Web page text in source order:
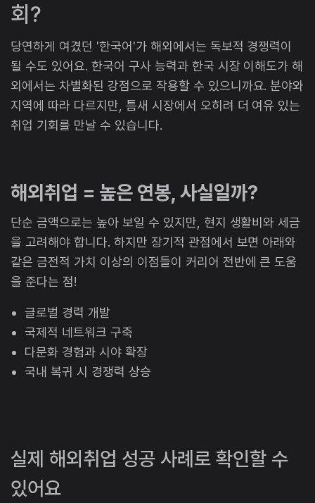
회?
당연하게 여겼던 '한국어'가 해외에서는 독보적 경쟁력이
될 수도 있어요. 한국어 구사 능력과 한국 시장 이해도가 해
외에서는 차별화된 강점으로 작용할 수 있으니까요. 분야와
지역에 따라 다르지만, 틈새 시장에서 오히려 더 여유 있는
취업 기회를 만날 수 있습니다.
해외취업 = 높은 연봉, 사실일까?
단순 금액으로는 높아 보일 수 있지만, 현지 생활비와 세금
을 고려해야 합니다. 하지만 장기적 관점에서 보면 아래와
같은 금전적 가치 이상의 이점들이 커리어 전반에 큰 도움
을 준다는 점!
글로벌 경력 개발
국제적 네트워크 구축
다문화 경험과 시야 확장
국내 복귀 시 경쟁력 상승
실제 해외취업 성공 사례로 확인할 수
있어요